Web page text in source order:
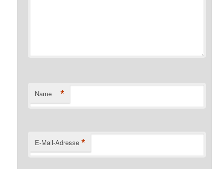
Name *
E-Mail-Adresse *